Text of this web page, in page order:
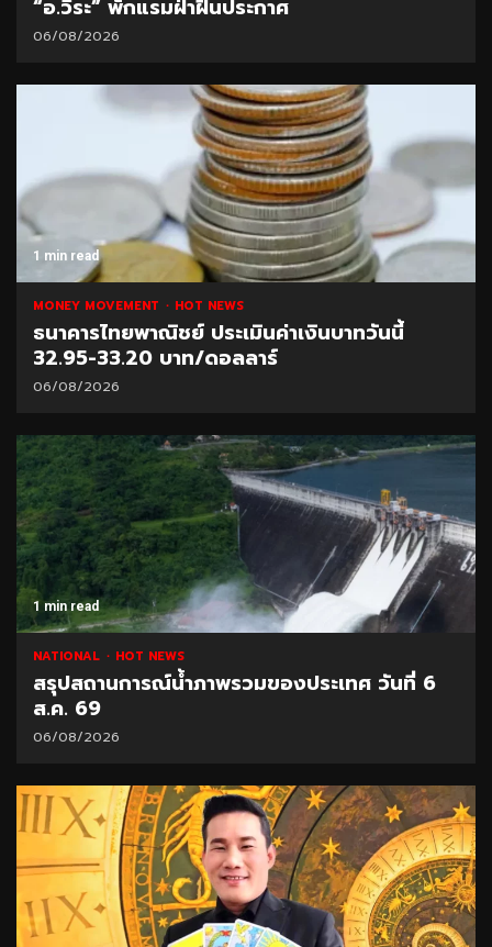
“อ.วีระ” พักแรมฝ่าฝืนประกาศ
06/08/2026
1 min read
MONEY MOVEMENT HOT NEWS
ธนาคารไทยพาณิชย์ ประเมินค่าเงินบาทวันนี้
32.95-33.20 บาท/ดอลลาร์
06/08/2026
1 min read
NATIONAL HOT NEWS
สรุปสถานการณ์น้ำภาพรวมของประเทศ วันที่ 6
ส.ค. 69
06/08/2026